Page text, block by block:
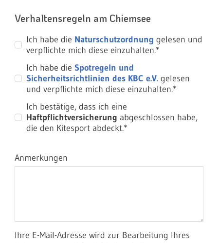
Verhaltensregeln am Chiemsee
Ich habe die Naturschutzordnung gelesen und
verpflichte mich diese einzuhalten.*
Ich habe dieSpotregeln und
Sicherheitsrichtlinien des KBC e.V. gelesen
und verpflichte mich diese einzuhalten.*
Ich bestätige, dass ich eine
Haftpflichtversicherung abgeschlossen habe,
die den Kitesport abdeckt.*
Anmerkungen
Ihre E-Mail-Adresse wird zur Bearbeitung Ihres